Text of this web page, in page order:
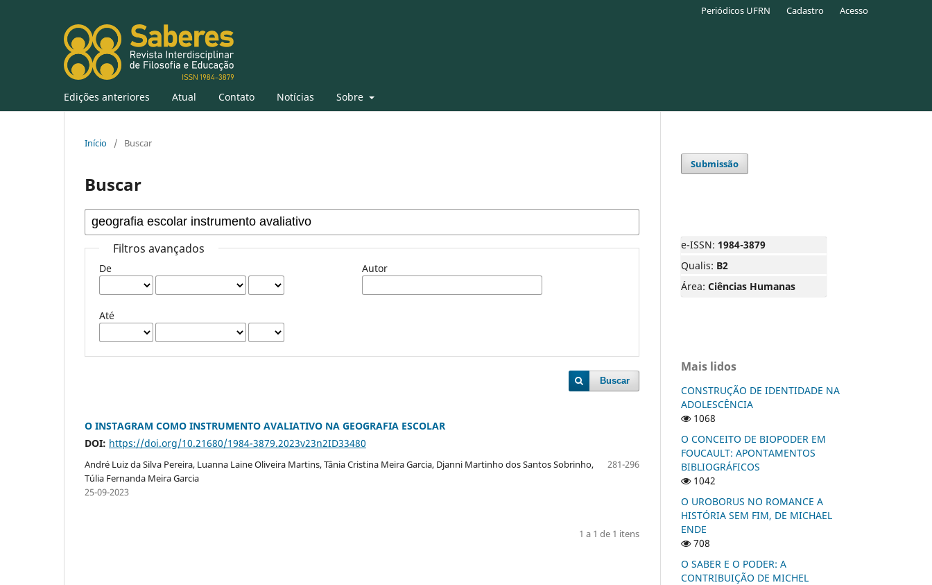
Edições anteriores Atual Contato Notícias Sobre
Periódicos UFRN Cadastro Acesso
Início / Buscar
Buscar
Filtros avançados
De
Até
Autor
Buscar
O INSTAGRAM COMO INSTRUMENTO AVALIATIVO NA GEOGRAFIA ESCOLAR
DOI: https://doi.org/10.21680/1984-3879.2023v23n2ID33480
André Luiz da Silva Pereira, Luanna Laine Oliveira Martins, Tânia Cristina Meira Garcia, Djanni Martinho dos Santos Sobrinho,
Túlia Fernanda Meira Garcia
281-296
25-09-2023
1 a 1 de 1 itens
Submissão
e-ISSN: 1984-3879
Qualis: B2
Área: Ciências Humanas
Mais lidos
CONSTRUÇÃO DE IDENTIDADE NA
ADOLESCÊNCIA
1068
O CONCEITO DE BIOPODER EM
FOUCAULT: APONTAMENTOS
BIBLIOGRÁFICOS
1042
O UROBORUS NO ROMANCE A
HISTÓRIA SEM FIM, DE MICHAEL
ENDE
708
O SABER E O PODER: A
CONTRIBUIÇÃO DE MICHEL